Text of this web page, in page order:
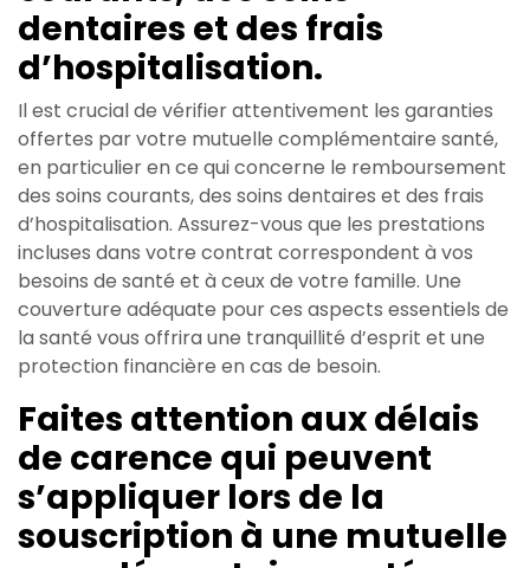
dentaires et des frais
d’hospitalisation.
Il est crucial de vérifier attentivement les garanties
offertes par votre mutuelle complémentaire santé,
en particulier en ce qui concerne le remboursement
des soins courants, des soins dentaires et des frais
d’hospitalisation. Assurez-vous que les prestations
incluses dans votre contrat correspondent à vos
besoins de santé et à ceux de votre famille. Une
couverture adéquate pour ces aspects essentiels de
la santé vous offrira une tranquillité d’esprit et une
protection financière en cas de besoin.
Faites attention aux délais
de carence qui peuvent
s’appliquer lors de la
souscription à une mutuelle